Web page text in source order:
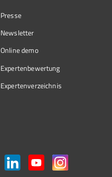
Presse
Newsletter
Online demo
Expertenbewertung
Expertenverzeichnis